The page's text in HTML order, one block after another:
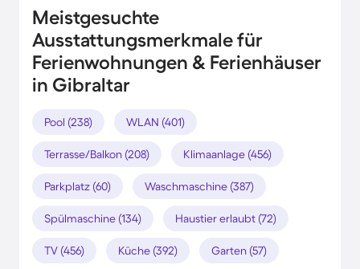
Meistgesuchte
Ausstattungsmerkmale für
Ferienwohnungen & Ferienhäuser
in Gibraltar
Pool (238) WLAN (401)
Terrasse/Balkon (208) Klimaanlage (456)
Parkplatz (60) Waschmaschine (387)
Spülmaschine (134) Haustier erlaubt (72)
TV (456) Küche (392) Garten (57)